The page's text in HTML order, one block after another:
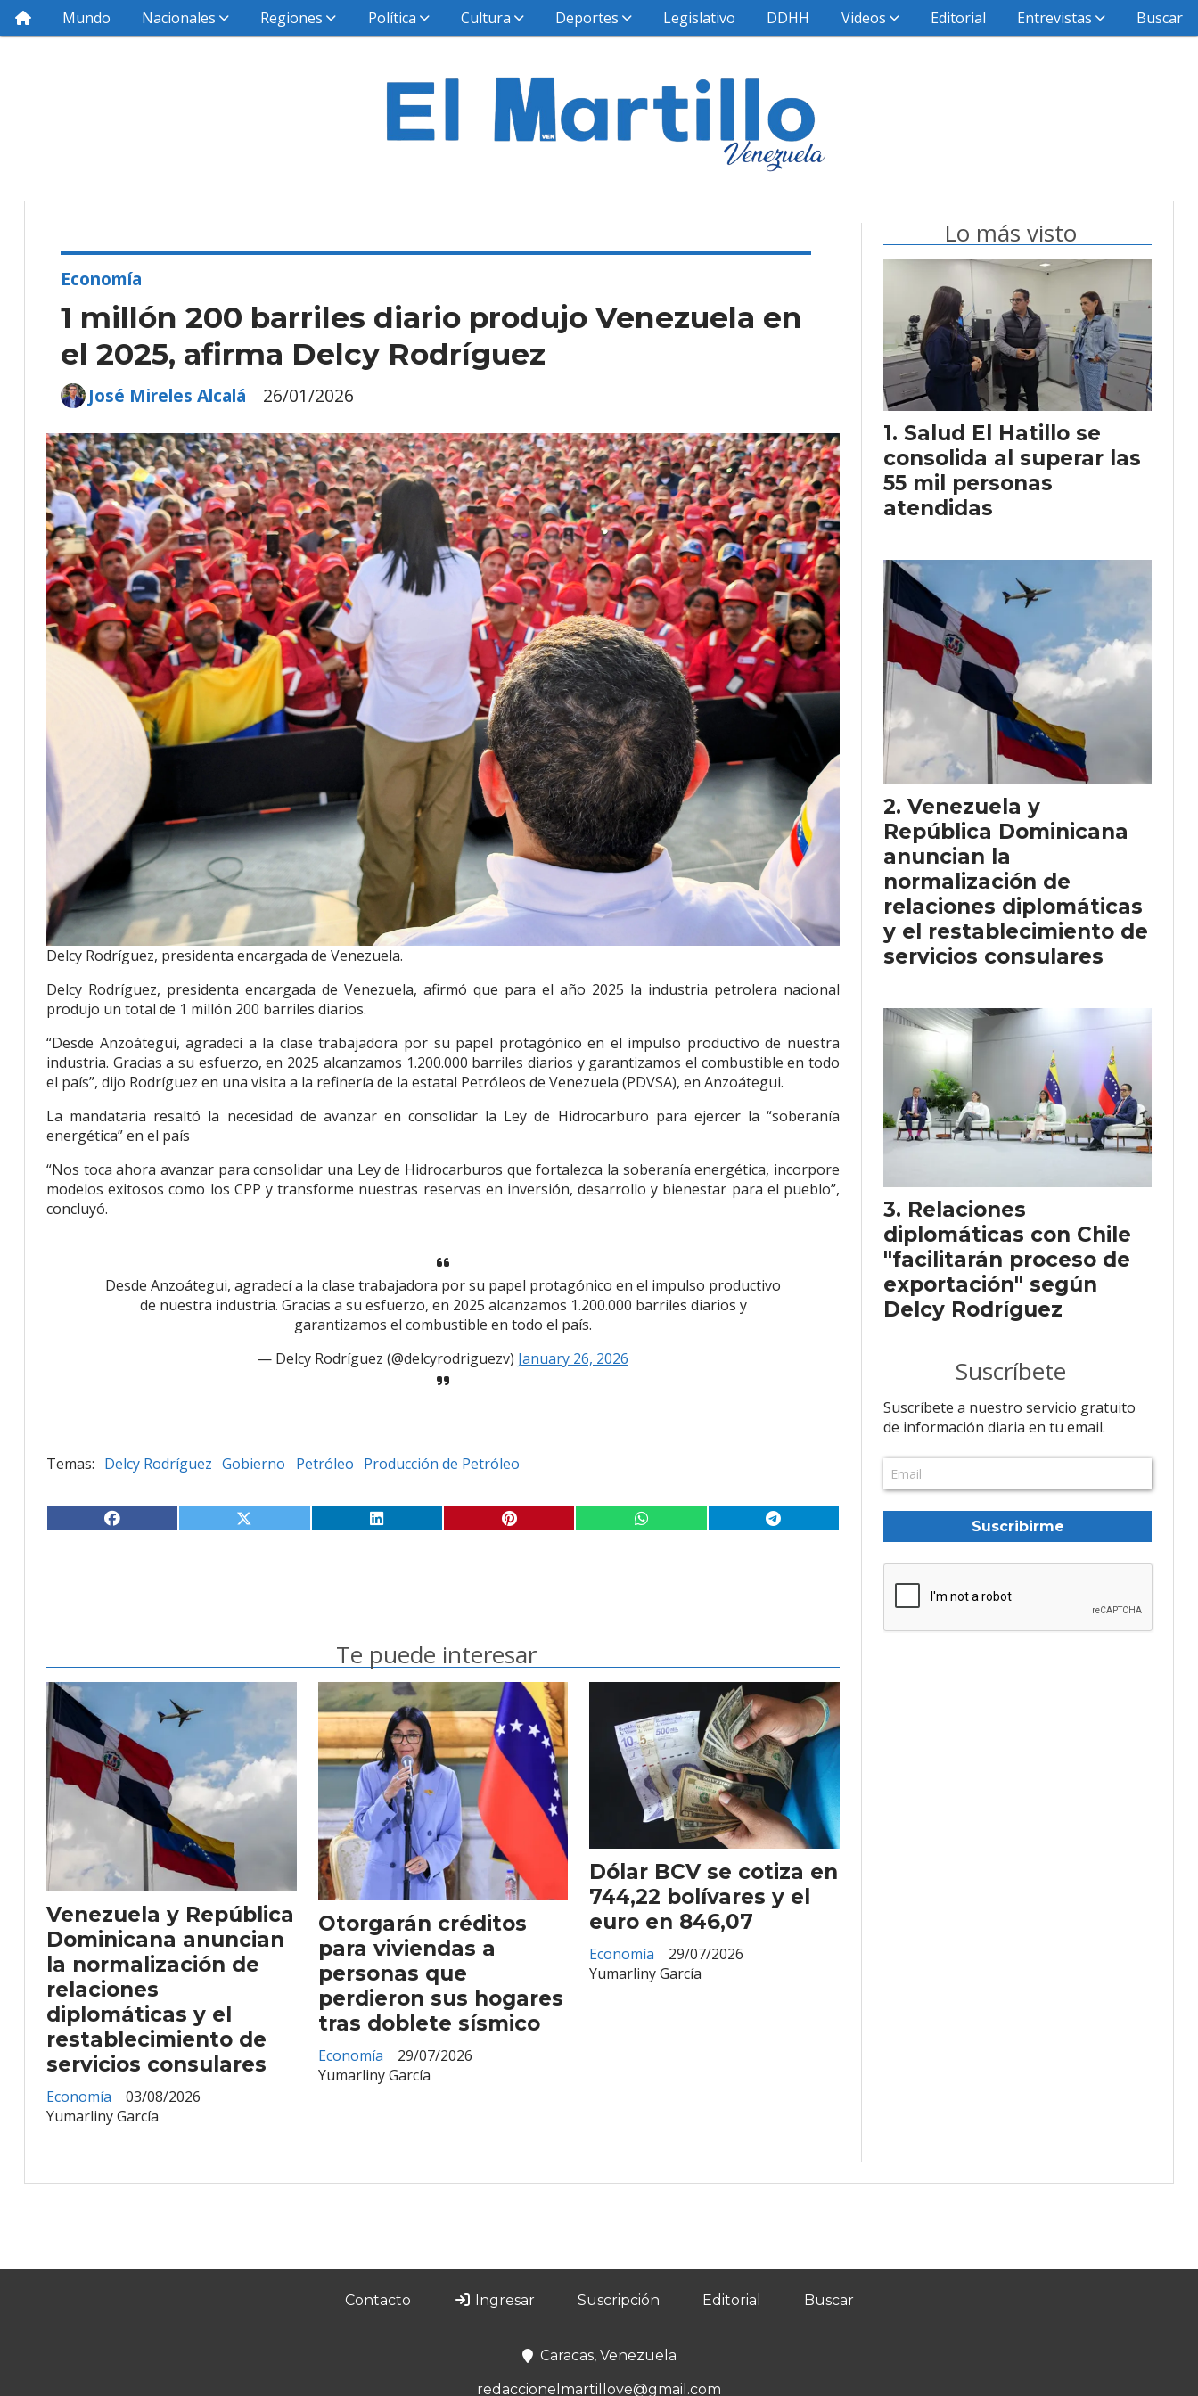
Mundo Nacionales Regiones Política Cultura Deportes Legislativo DDHH Videos Editorial Entrevistas Buscar
1 millón 200 barriles diario produjo Venezuela en
el 2025, afirma Delcy Rodríguez
Economía
26/01/2026
José Mireles Alcalá
Delcy Rodríguez, presidenta encargada de Venezuela.
Delcy Rodríguez, presidenta encargada de Venezuela, afirmó que para el año 2025 la industria petrolera nacional
produjo un total de 1 millón 200 barriles diarios.
“Desde Anzoátegui, agradecí a la clase trabajadora por su papel protagónico en el impulso productivo de nuestra
industria. Gracias a su esfuerzo, en 2025 alcanzamos 1.200.000 barriles diarios y garantizamos el combustible en todo
el país”, dijo Rodríguez en una visita a la refinería de la estatal Petróleos de Venezuela (PDVSA), en Anzoátegui.
La mandataria resaltó la necesidad de avanzar en consolidar la Ley de Hidrocarburo para ejercer la “soberanía
energética” en el país
“Nos toca ahora avanzar para consolidar una Ley de Hidrocarburos que fortalezca la soberanía energética, incorpore
modelos exitosos como los CPP y transforme nuestras reservas en inversión, desarrollo y bienestar para el pueblo”,
concluyó.
Desde Anzoátegui, agradecí a la clase trabajadora por su papel protagónico en el impulso productivo
de nuestra industria. Gracias a su esfuerzo, en 2025 alcanzamos 1.200.000 barriles diarios y
garantizamos el combustible en todo el país.
— Delcy Rodríguez (@delcyrodriguezv) January 26, 2026
Delcy Rodríguez Gobierno Petróleo Producción de Petróleo
Te puede interesar
Venezuela y República
Dominicana anuncian
la normalización de
relaciones
diplomáticas y el
restablecimiento de
servicios consulares
Yumarliny García
Economía 03/08/2026
Otorgarán créditos
para viviendas a
personas que
perdieron sus hogares
tras doblete sísmico
Yumarliny García
Economía 29/07/2026
Dólar BCV se cotiza en
744,22 bolívares y el
euro en 846,07
Yumarliny García
Economía 29/07/2026
Lo más visto
Salud El Hatillo se
consolida al superar las
55 mil personas
atendidas
Venezuela y
República Dominicana
anuncian la
normalización de
relaciones diplomáticas
y el restablecimiento de
servicios consulares
Relaciones
diplomáticas con Chile
"facilitarán proceso de
exportación" según
Delcy Rodríguez
Suscríbete
Suscríbete a nuestro servicio gratuito
de información diaria en tu email.
Suscribirme
Contacto Ingresar Suscripción Editorial Buscar
Caracas, Venezuela
redaccionelmartillove@gmail.com
Suscríbete
Suscríbete a nuestro servicio gratuito de información diaria
en tu email.
Suscribirme